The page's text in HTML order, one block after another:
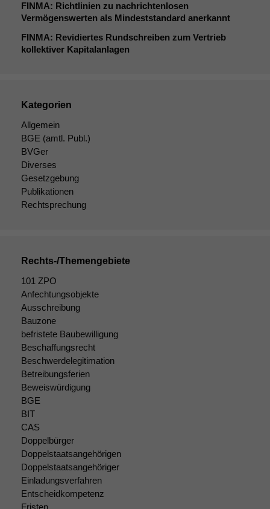
FINMA: Richtlinien zu nachrichtenlosen
Vermögenswerten als Mindeststandard anerkannt
FINMA: Revidiertes Rundschreiben zum Vertrieb
kollektiver Kapitalanlagen
Kategorien
Allgemein
BGE (amtl. Publ.)
BVGer
Diverses
Gesetzgebung
Publikationen
Rechtsprechung
Rechts-/Themengebiete
101 ZPO
Anfechtungsobjekte
Ausschreibung
Bauzone
befristete Baubewilligung
Beschaffungsrecht
Beschwerdelegitimation
Betreibungsferien
Beweiswürdigung
BGE
BIT
CAS
Doppelbürger
Doppelstaatsangehörigen
Doppelstaatsangehöriger
Einladungsverfahren
Entscheidkompetenz